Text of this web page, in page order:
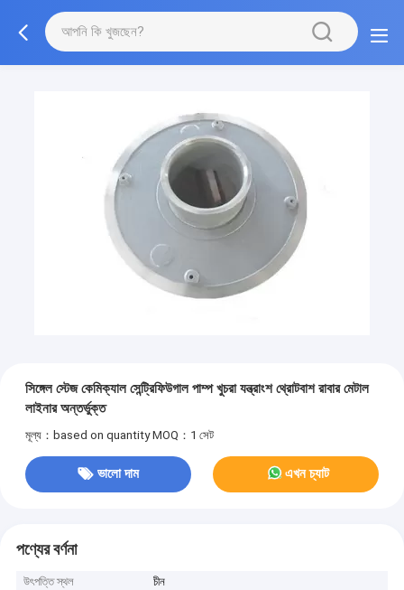
সিঙ্গেল স্টেজ কেমিক্যাল সেন্ট্রিফিউগাল পাম্প খুচরা যন্ত্রাংশ থ্রোটবাশ রাবার মেটাল
লাইনার অন্তর্ভুক্ত
মূল্য：based on quantity MOQ：1 সেট
ভালো দাম এখন চ্যাট
পণ্যের বর্ণনা
উৎপত্তি স্থল
চীন